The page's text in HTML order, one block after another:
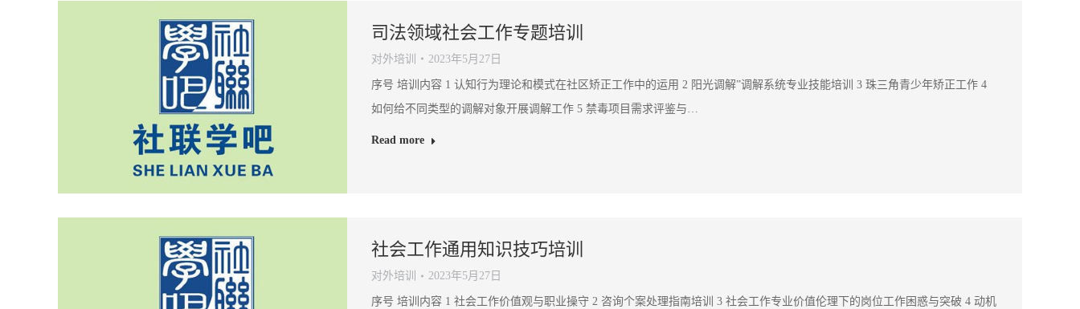
司法领域社会工作专题培训
对外培训 2023年5月27日
序号 培训内容 1 认知行为理论和模式在社区矫正工作中的运用 2 阳光调解”调解系统专业技能培训 3 珠三角青少年矫正工作 4
如何给不同类型的调解对象开展调解工作 5 禁毒项目需求评鉴与…
Read more
社会工作通用知识技巧培训
对外培训 2023年5月27日
序号 培训内容 1 社会工作价值观与职业操守 2 咨询个案处理指南培训 3 社会工作专业价值伦理下的岗位工作困惑与突破 4 动机